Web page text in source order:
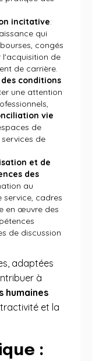
incitative:
qui
congés
l'acquisition de
de carrière.
conditions
une attention
vie
de
de
et de
des
au
service, cadres
en œuvre des
de discussion
adaptées
à
humaines
et la
: